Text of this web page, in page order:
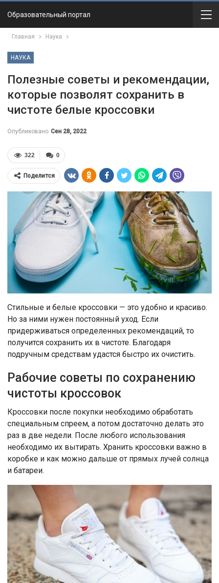
Образовательный портал
Главная Наука
НАУКА
Полезные советы и рекомендации,
которые позволят сохранить в
чистоте белые кроссовки
Опубликовано Сен 28, 2022
0
322
Поделится
Стильные и белые кроссовки — это удобно и красиво.
Но за ними нужен постоянный уход. Если
придерживаться определенных рекомендаций, то
получится сохранить их в чистоте. Благодаря
подручным средствам удастся быстро их очистить.
Рабочие советы по сохранению
чистоты кроссовок
Кроссовки после покупки необходимо обработать
специальным спреем, а потом достаточно делать это
раз в две недели. После любого использования
необходимо их вытирать. Хранить кроссовки важно в
коробке и как можно дальше от прямых лучей солнца
и батареи.